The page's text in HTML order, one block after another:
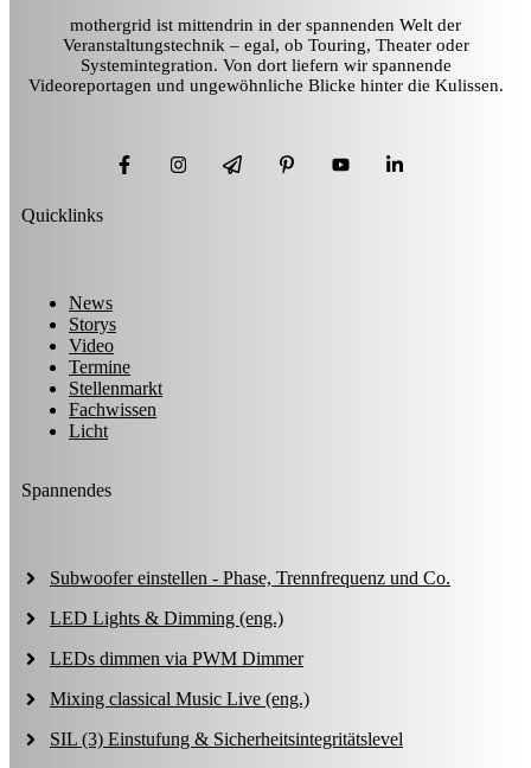
mothergrid ist mittendrin in der spannenden Welt der
Veranstaltungstechnik – egal, ob Touring, Theater oder
Systemintegration. Von dort liefern wir spannende
Videoreportagen und ungewöhnliche Blicke hinter die Kulissen.
Quicklinks
News
Storys
Video
Termine
Stellenmarkt
Fachwissen
Licht
Spannendes
Subwoofer einstellen - Phase, Trennfrequenz und Co.
LED Lights & Dimming (eng.)
LEDs dimmen via PWM Dimmer
Mixing classical Music Live (eng.)
SIL (3) Einstufung & Sicherheitsintegritätslevel